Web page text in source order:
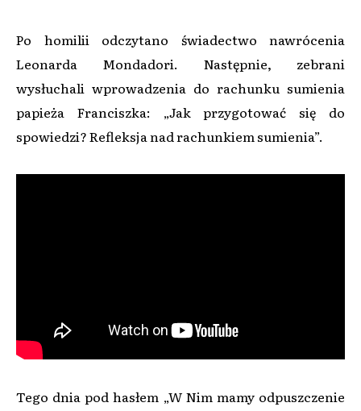
Po homilii odczytano świadectwo nawrócenia
Leonarda Mondadori. Następnie, zebrani
wysłuchali wprowadzenia do rachunku sumienia
papieża Franciszka: „Jak przygotować się do
spowiedzi? Refleksja nad rachunkiem sumienia”.
Tego dnia pod hasłem „W Nim mamy odpuszczenie